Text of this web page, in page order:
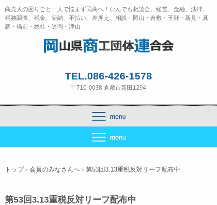
商売人の困りごと一人で悩まず民商へ！なんでも相談会、経営、金融、法律、
税務調査、税金、滞納、不払い、差押え、相談・岡山・倉敷・玉野・新見・真
庭・備前・総社・笠岡・津山
TEL.086-426-1578
〒710-0038 倉敷市新田1294
トップ › 会員のみなさんへ › 第53回3.13重税反対リーフ配布中
第53回3.13重税反対リーフ配布中